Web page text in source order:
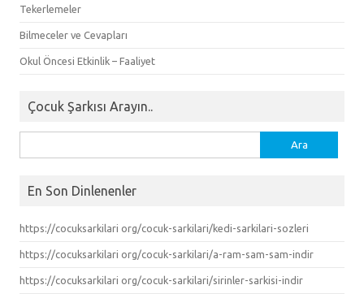
Tekerlemeler
Bilmeceler ve Cevapları
Okul Öncesi Etkinlik – Faaliyet
Çocuk Şarkısı Arayın..
En Son Dinlenenler
https://cocuksarkilari org/cocuk-sarkilari/kedi-sarkilari-sozleri
https://cocuksarkilari org/cocuk-sarkilari/a-ram-sam-sam-indir
https://cocuksarkilari org/cocuk-sarkilari/sirinler-sarkisi-indir